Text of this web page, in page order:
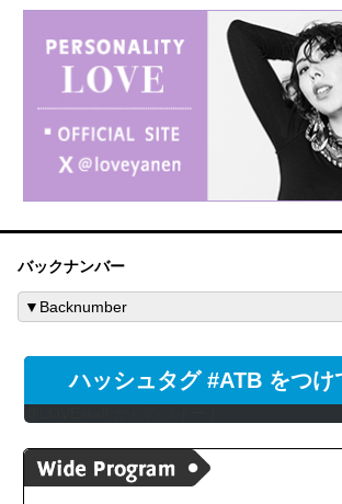
バックナンバー
ハッシュタグ #ATB をつけ